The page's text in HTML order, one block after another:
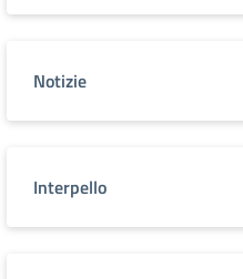
Notizie
Interpello